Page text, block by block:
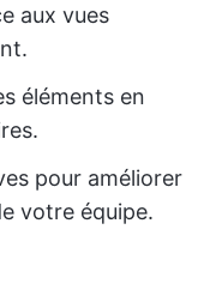
aux vues
éléments en
pour améliorer
votre équipe.